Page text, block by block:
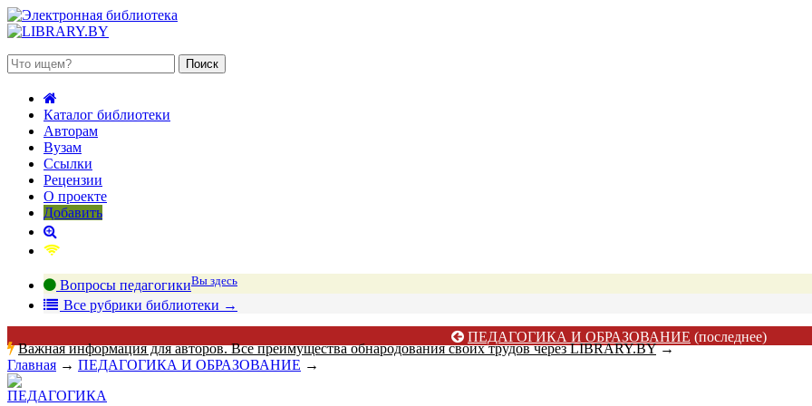
Каталог библиотеки
Авторам
Вузам
Ссылки
Рецензии
О проекте
Добавить
Вопросы педагогикиВы здесь
Все рубрики библиотеки →
ПЕДАГОГИКА И ОБРАЗОВАНИЕ (последнее)
Важная информация для авторов. Все преимущества обнародования своих трудов через LIBRARY.BY→
Главная → ПЕДАГОГИКА И ОБРАЗОВАНИЕ →